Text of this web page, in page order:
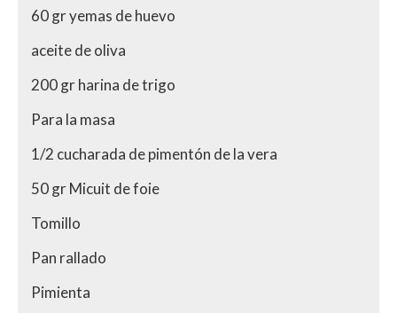
60 gr yemas de huevo
aceite de oliva
200 gr harina de trigo
Para la masa
1/2 cucharada de pimentón de la vera
50 gr Micuit de foie
Tomillo
Pan rallado
Pimienta